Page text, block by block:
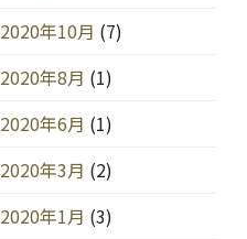
2020年10月 (7)
2020年8月 (1)
2020年6月 (1)
2020年3月 (2)
2020年1月 (3)